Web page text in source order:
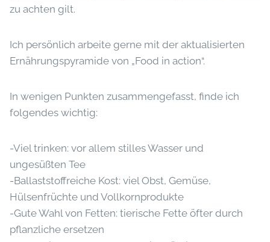
zu achten gilt.
Ich persönlich arbeite gerne mit der aktualisierten
Ernährungspyramide von „Food in action“.
In wenigen Punkten zusammengefasst, finde ich
folgendes wichtig:
-Viel trinken: vor allem stilles Wasser und
ungesüßten Tee
-Ballaststoffreiche Kost: viel Obst, Gemüse,
Hülsenfrüchte und Vollkornprodukte
-Gute Wahl von Fetten: tierische Fette öfter durch
pflanzliche ersetzen